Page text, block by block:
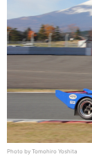
Photo by Tomohiro Yoshita